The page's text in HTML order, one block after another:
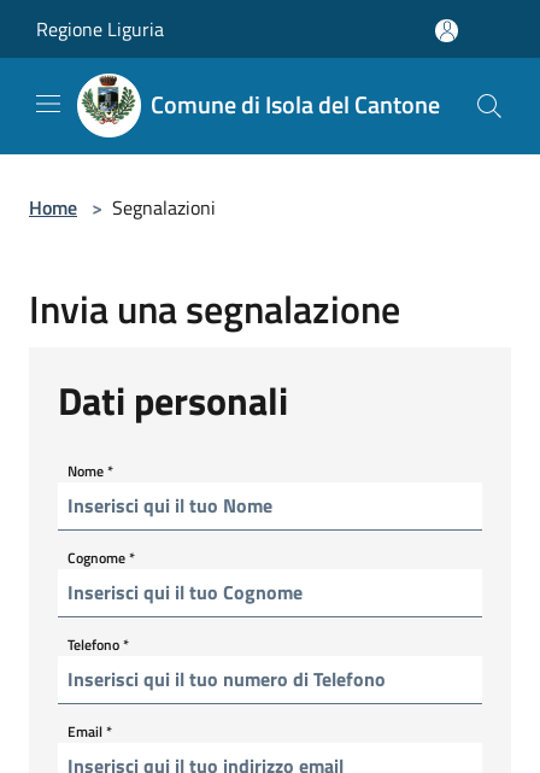
Regione Liguria
Comune di Isola del Cantone
Home > Segnalazioni
Invia una segnalazione
Dati personali
Nome*
Cognome*
Telefono*
Email*